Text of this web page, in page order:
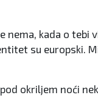
nema, kada o tebi
su europski.
okriljem noći